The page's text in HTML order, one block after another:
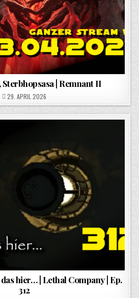
| Remnant II
POSTED ON
29. APRIL 2026
hier… | Lethal Company | Ep.
312